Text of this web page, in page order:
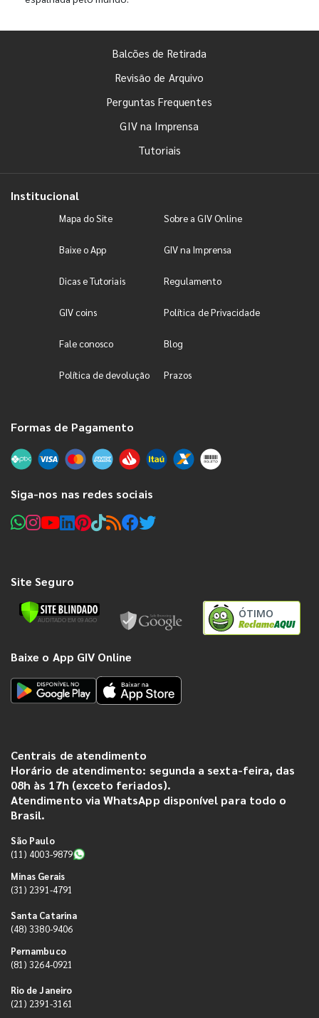
Balcões de Retirada
Revisão de Arquivo
Perguntas Frequentes
GIV na Imprensa
Tutoriais
Institucional
Mapa do Site Sobre a GIV Online
Baixe o App GIV na Imprensa
Dicas e Tutoriais Regulamento
GIV coins Política de Privacidade
Fale conosco Blog
Política de devolução Prazos
Formas de Pagamento
Siga-nos nas redes sociais
Site Seguro
ÓTIMO
Baixe o App GIV Online
Centrais de atendimento
Horário de atendimento: segunda a sexta-feira, das
08h às 17h (exceto feriados).
Atendimento via WhatsApp disponível para todo o
Brasil.
São Paulo
(11) 4003-9879
Minas Gerais
(31) 2391-4791
Santa Catarina
(48) 3380-9406
Pernambuco
(81) 3264-0921
Rio de Janeiro
(21) 2391-3161